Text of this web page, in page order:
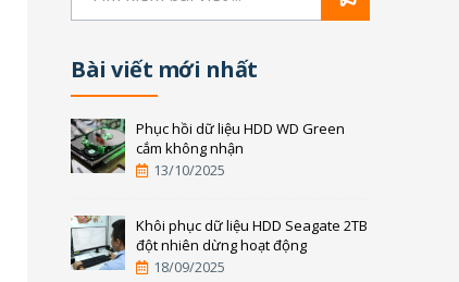
Bài viết mới nhất
Phục hồi dữ liệu HDD WD Green
cắm không nhận
13/10/2025
Khôi phục dữ liệu HDD Seagate 2TB
đột nhiên dừng hoạt động
18/09/2025